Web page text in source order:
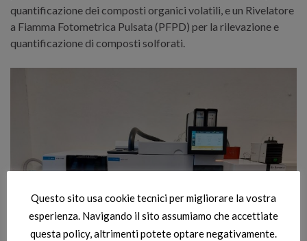
quantificazione dei composti organici volatili, e un Rivelatore
a Fiamma Fotometrica Pulsata (PFPD) per la rilevazione e
quantificazione di composti solforati.
Questo sito usa cookie tecnici per migliorare la vostra
esperienza. Navigando il sito assumiamo che accettiate
questa policy, altrimenti potete optare negativamente.